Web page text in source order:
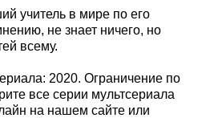
учитель в мире по его
не знает ничего, но
всему.
2020. Ограничение по
все серии мультсериала
на нашем сайте или